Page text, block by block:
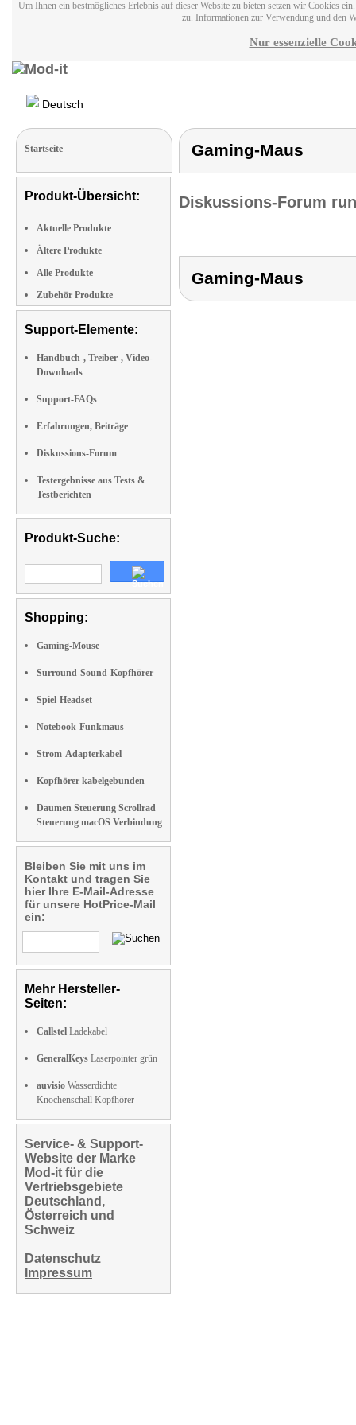
Um Ihnen ein bestmögliches Erlebnis auf dieser Website zu bieten setzen wir Cookies
zu. Informationen zur Verwendung und den
Nur essenzielle
Deutsch
Startseite
Produkt-Übersicht:
Aktuelle Produkte
Ältere Produkte
Alle Produkte
Zubehör Produkte
Support-Elemente:
Handbuch-, Treiber-, Video-
Downloads
Support-FAQs
Erfahrungen, Beiträge
Diskussions-Forum
Testergebnisse aus Tests &
Testberichten
Produkt-Suche:
Shopping:
Gaming-Mouse
Surround-Sound-Kopfhörer
Spiel-Headset
Notebook-Funkmaus
Strom-Adapterkabel
Kopfhörer kabelgebunden
Daumen Steuerung Scrollrad
Steuerung macOS Verbindung
Bleiben Sie mit uns im
Kontakt und tragen Sie
hier Ihre E-Mail-Adresse
für unsere HotPrice-Mail
ein:
Mehr Hersteller-
Seiten:
Callstel Ladekabel
GeneralKeys Laserpointer grün
auvisio Wasserdichte
Knochenschall Kopfhörer
Service- & Support-
Website der Marke
Mod-it für die
Vertriebsgebiete
Deutschland,
Österreich und
Schweiz
Datenschutz
Impressum
Gaming-Maus
Diskussions-Forum
Gaming-Maus